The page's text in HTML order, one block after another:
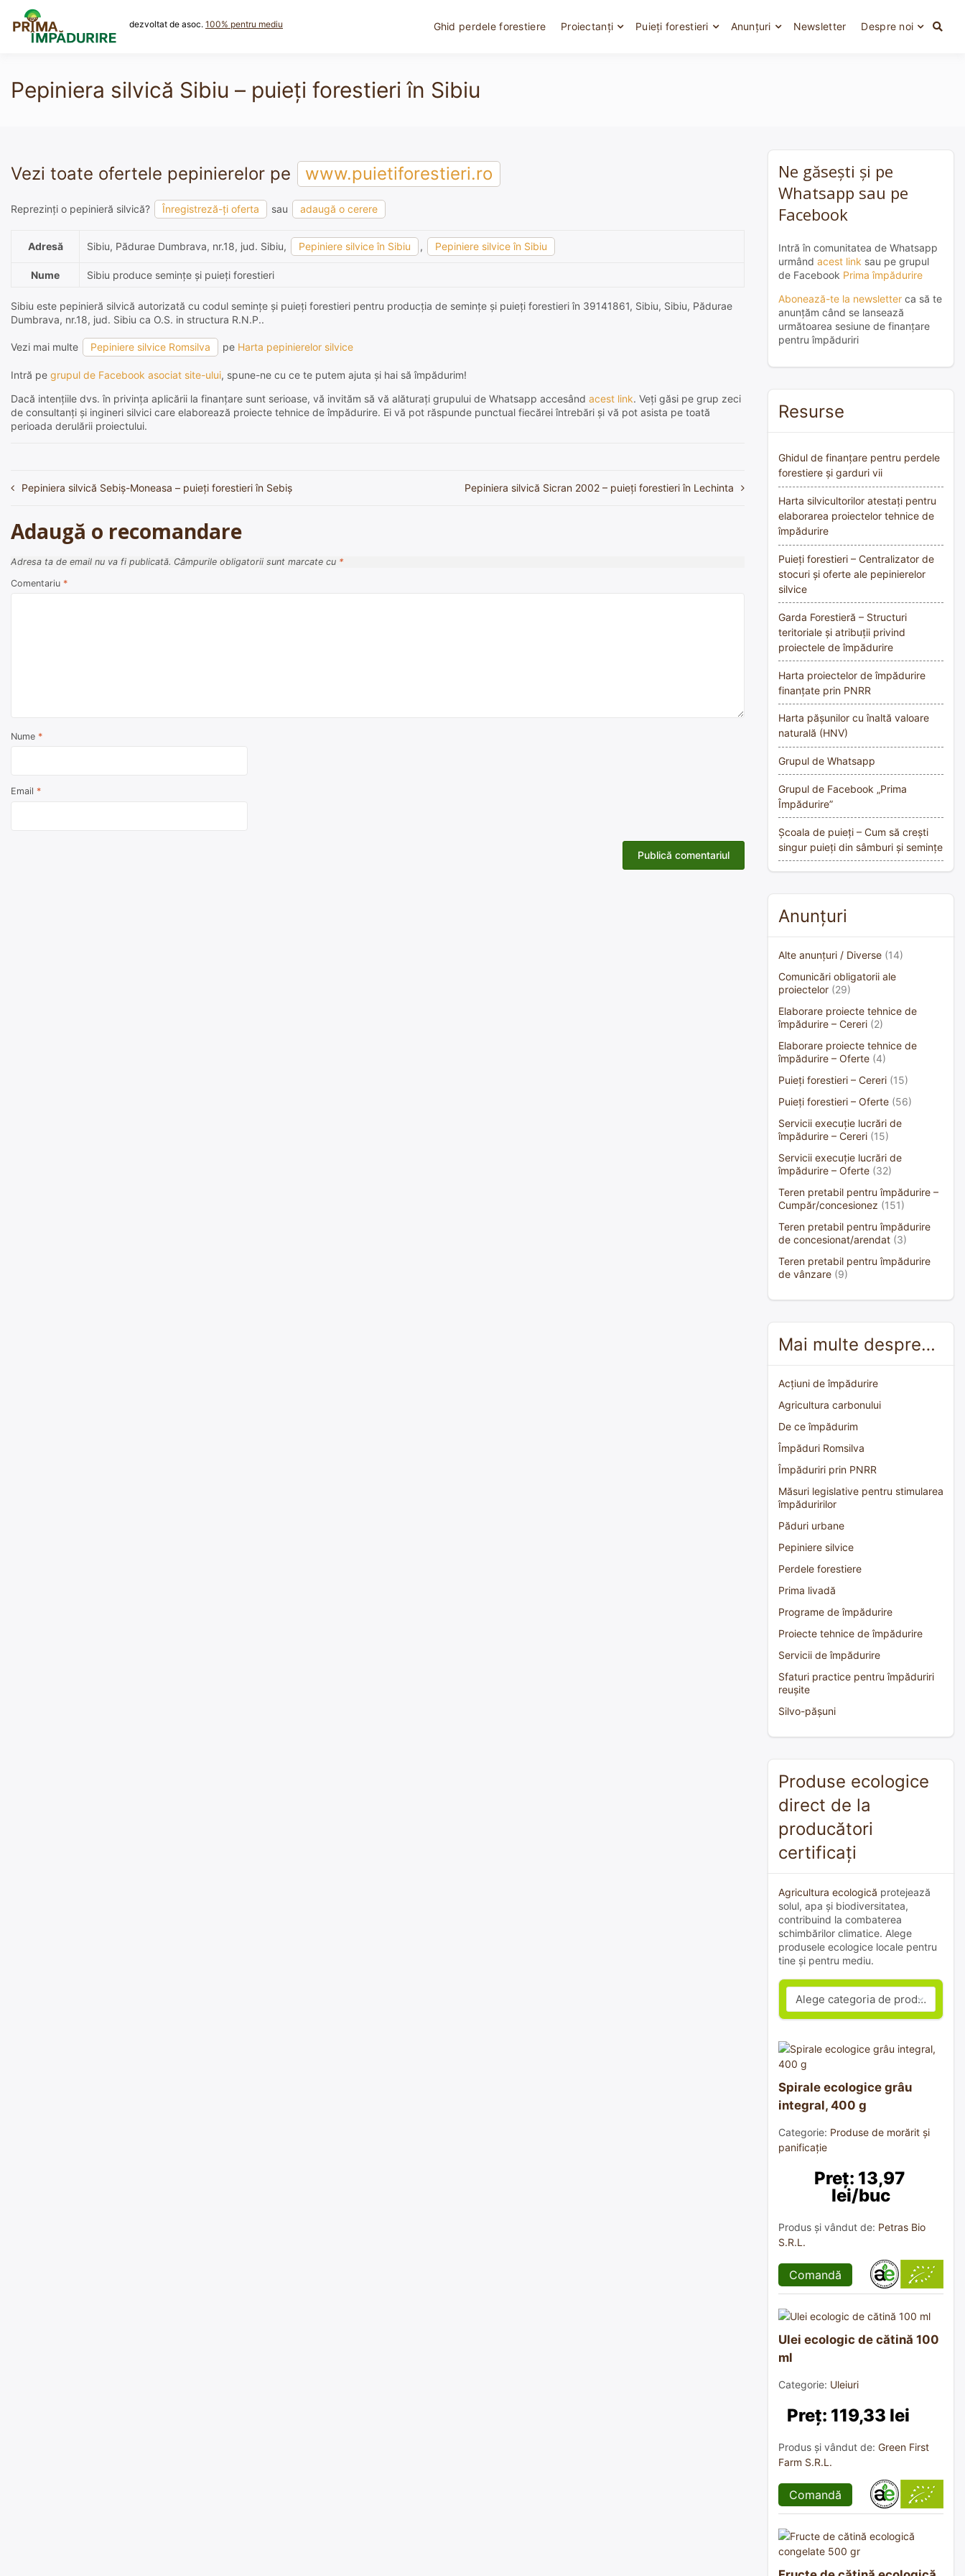
content
dezvoltat de asoc. 100% pentru mediu Ghid perdele forestiere Proiectanți Puieți forestieri Anunțuri Newsletter Despre noi
Pepiniera silvică Sibiu – puieți forestieri în Sibiu
Vezi toate ofertele pepinierelor pe www.puietiforestieri.ro
Reprezinți o pepinieră silvică? Înregistreză-ți oferta sau adaugă o cerere
Adresă Sibiu, Pădurae Dumbrava, nr.18, jud. Sibiu, Pepiniere silvice în Sibiu , Pepiniere silvice în Sibiu
Nume Sibiu produce semințe și puieți forestieri
Sibiu este pepinieră silvică autorizată cu codul semințe și puieți forestieri pentru producția de semințe și puieți forestieri în 39141861, Sibiu, Sibiu, Pădurae
Dumbrava, nr.18, jud. Sibiu ca O.S. in structura R.N.P..
Vezi mai multe Pepiniere silvice Romsilva pe Harta pepinierelor silvice
Intră pe grupul de Facebook asociat site-ului, spune-ne cu ce te putem ajuta și hai să împădurim!
Dacă intențiile dvs. în privința aplicării la finanțare sunt serioase, vă invităm să vă alăturați grupului de Whatsapp accesând acest link. Veți găsi pe grup zeci
de consultanți și ingineri silvici care elaborează proiecte tehnice de împădurire. Ei vă pot răspunde punctual fiecărei întrebări și vă pot asista pe toată
perioada derulării proiectului.
Navigare
articole
Pepiniera silvică Sebiş-Moneasa – puieți forestieri în Sebiş Pepiniera silvică Sicran 2002 – puieți forestieri în Lechinta
Adaugă o recomandare
Adresa ta de email nu va fi publicată. Câmpurile obligatorii sunt marcate cu *
Comentariu *
Nume *
Email *
Ne găsești și pe
Whatsapp sau pe
Facebook
Intră în comunitatea de Whatsapp
urmând acest link sau pe grupul
de Facebook Prima împădurire
Abonează-te la newsletter ca să te
anunțăm când se lansează
următoarea sesiune de finanțare
pentru împăduriri
Resurse
Ghidul de finanțare pentru perdele
forestiere și garduri vii
Harta silvicultorilor atestați pentru
elaborarea proiectelor tehnice de
împădurire
Puieți forestieri – Centralizator de
stocuri și oferte ale pepinierelor
silvice
Garda Forestieră – Structuri
teritoriale și atribuții privind
proiectele de împădurire
Harta proiectelor de împădurire
finanțate prin PNRR
Harta pășunilor cu înaltă valoare
naturală (HNV)
Grupul de Whatsapp
Grupul de Facebook „Prima
Împădurire”
Școala de puieți – Cum să crești
singur puieți din sâmburi și semințe
Anunțuri
Alte anunțuri / Diverse (14)
Comunicări obligatorii ale
proiectelor (29)
Elaborare proiecte tehnice de
împădurire – Cereri (2)
Elaborare proiecte tehnice de
împădurire – Oferte (4)
Puieți forestieri – Cereri (15)
Puieți forestieri – Oferte (56)
Servicii execuție lucrări de
împădurire – Cereri (15)
Servicii execuție lucrări de
împădurire – Oferte (32)
Teren pretabil pentru împădurire –
Cumpăr/concesionez (151)
Teren pretabil pentru împădurire
de concesionat/arendat (3)
Teren pretabil pentru împădurire
de vânzare (9)
Mai multe despre…
Acțiuni de împădurire
Agricultura carbonului
De ce împădurim
Împăduri Romsilva
Împăduriri prin PNRR
Măsuri legislative pentru stimularea
împăduririlor
Păduri urbane
Pepiniere silvice
Perdele forestiere
Prima livadă
Programe de împădurire
Proiecte tehnice de împădurire
Servicii de împădurire
Sfaturi practice pentru împăduriri
reușite
Silvo-pășuni
Produse ecologice
direct de la
producători
certificați
Agricultura ecologică protejează
solul, apa și biodiversitatea,
contribuind la combaterea
schimbărilor climatice. Alege
produsele ecologice locale pentru
tine și pentru mediu.
Spirale ecologice grâu
integral, 400 g
Categorie: Produse de morărit și
panificație
Preț: 13,97
lei/buc
Produs și vândut de: Petras Bio
S.R.L.
Comandă
Ulei ecologic de cătină 100
ml
Categorie: Uleiuri
Preț: 119,33 lei
Produs și vândut de: Green First
Farm S.R.L.
Comandă